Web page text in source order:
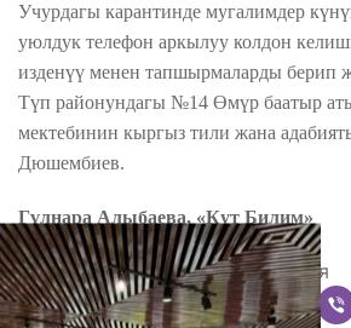
Учурдагы карантинде мугалимдер
уюлдук телефон аркылуу колдон
изденүү менен тапшырмаларды берип
Түп районундагы №14 Өмүр баатыр
мектебинин кыргыз тили жана
Дюшембиев.
Гүлнара Алыбаева, «Кут Билим»
Поделиться